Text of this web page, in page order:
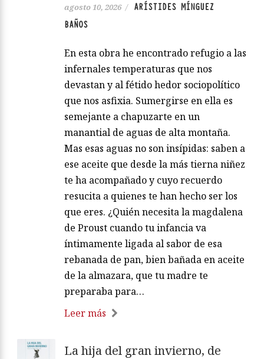
agosto 10, 2026 /
ARÍSTIDES MÍNGUEZ
BAÑOS
En esta obra he encontrado refugio a las
infernales temperaturas que nos
devastan y al fétido hedor sociopolítico
que nos asfixia. Sumergirse en ella es
semejante a chapuzarte en un
manantial de aguas de alta montaña.
Mas esas aguas no son insípidas: saben a
ese aceite que desde la más tierna niñez
te ha acompañado y cuyo recuerdo
resucita a quienes te han hecho ser los
que eres. ¿Quién necesita la magdalena
de Proust cuando tu infancia va
íntimamente ligada al sabor de esa
rebanada de pan, bien bañada en aceite
de la almazara, que tu madre te
preparaba para…
Leer más
La hija del gran invierno, de